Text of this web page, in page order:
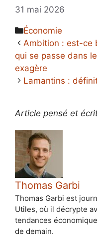
31 mai 2026
Catégories
Économie
Ambition : est-ce
qui se passe dans
exagère
Lamantins :
Article pensé et
Thomas Garbi
Thomas Garbi est
Utiles, où il décrypte
tendances
de demain.